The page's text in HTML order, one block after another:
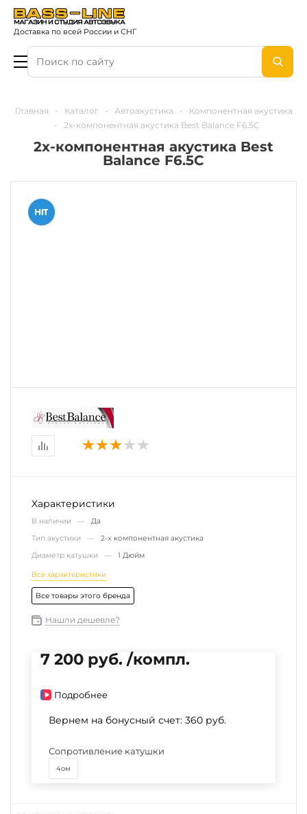
Доставка по всей России и СНГ
Главная - Каталог - Автоакустика -
Компонентная акустика
-
2х-компонентная акустика Best Balance F6.5C
2х-компонентная акустика Best
Balance F6.5C
Характеристики
В наличии — Да
Тип акустики — 2-х компонентная акустика
Диаметр катушки — 1 Дюйм
Все характеристики
Все товары этого бренда
Нашли дешевле?
7 200 руб. /компл.
Подробнее
Вернем на бонусный счет: 360 руб.
Сопротивление катушки
4ом